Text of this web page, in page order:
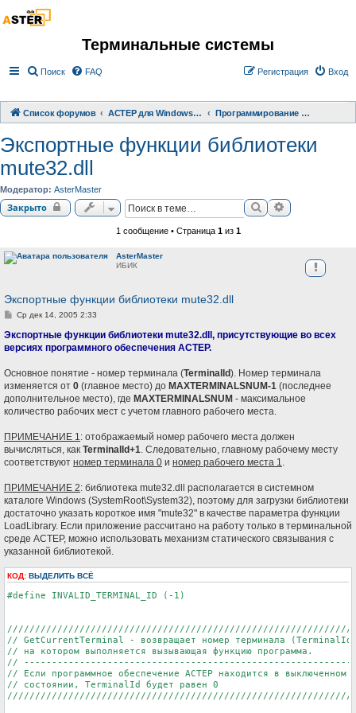
Терминальные системы
Поиск FAQ Вход
Регистрация
Список форумов АСТЕР для Windows 2000/XP/ 7/ 8/ 10 Программирование терминальных систем
Экспортные функции библиотеки
mute32.dll
Модератор: AsterMaster
Закрыто ПоискРасширенный
1 сообщение • Страница 1из 1
AsterMaster
ИБИК
Экспортные функции библиотеки mute32.dll
С
о
щ
н
е
Ср дек 14, 2005 2:33
Экспортные функции библиотеки mute32.dll, присутствующие во всех
версиях программного обеспечения АСТЕР.
Основное понятие - номер терминала (TerminalId). Номер терминала
изменяется от 0 (главное место) до MAXTERMINALSNUM-1 (последнее
дополнительное место), где MAXTERMINALSNUM - максимальное
количество рабочих мест с учетом главного рабочего места.
ПРИМЕЧАНИЕ 1 : отображаемый номер рабочего места должен
вычисляться, как TerminalId+1 . Следовательно, главному рабочему месту
соответствуют номер терминала 0 и номер рабочего места 1
ПРИМЕЧАНИЕ 2: библиотека mute32.dll располагается в системном
каталоге Windows (SystemRoot\System32), поэтому для загрузки библиотеки
достаточно указать короткое имя "mute32" в качестве параметра функции
LoadLibrary. Если приложение рассчитано на работу только в терминальной
среде АСТЕР, можно использовать механизм статического связывания с
указанной библиотекой.
КОД: ВЫДЕЛИТЬ ВСЁ
#define INVALID_TERMINAL_ID (-1)
// GetCurrentTerminal - возвращает номер терминала
// на котором выполняется вызывающая функцию программа.
//
// Если программное обеспечение АСТЕР находится в выключенном
// состоянии, TerminalId будет равен 0